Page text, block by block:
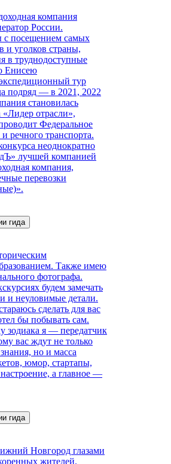
компания
России.
с посещением самых
и уголков страны,
в труднодоступные
Енисею
тур
подряд — в 2021, 2022
становилась
«Лидер отрасли»,
Федеральное
речного транспорта.
неоднократно
лучшей компанией
компания,
перевозки
гида
Также имею
фотографа.
будем замечать
и неуловимые детали.
сделать для вас
бы побывать сам.
зодиака я — передатчик
вас ждут не только
но и масса
юмор, стартапы,
а главное —
гида
Новгород глазами
жителей.